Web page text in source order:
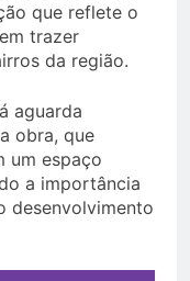
que reflete o
trazer
da região.
aguarda
obra, que
um espaço
a importância
desenvolvimento